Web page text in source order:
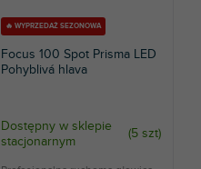
🔥 WYPRZEDAŻ SEZONOWA
Focus 100 Spot Prisma LED
Pohyblivá hlava
Dostępny w sklepie
stacjonarnym
(5 szt)